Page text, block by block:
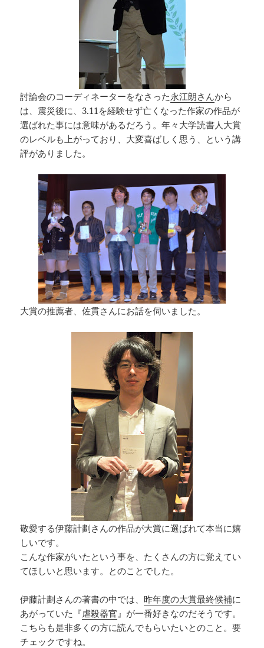
討論会のコーディネーターをなさった永江朗さんから
は、震災後に、3.11を経験せず亡くなった作家の作品が
選ばれた事には意味があるだろう。年々大学読書人大賞
のレベルも上がっており、大変喜ばしく思う、という講
評がありました。
大賞の推薦者、佐貫さんにお話を伺いました。
敬愛する伊藤計劃さんの作品が大賞に選ばれて本当に嬉
しいです。
こんな作家がいたという事を、たくさんの方に覚えてい
てほしいと思います。とのことでした。
伊藤計劃さんの著書の中では、 昨年度の大賞最終候補に
あがっていた『虐殺器官 』が一番好きなのだそうです。
こちらも是非多くの方に読んでもらいたいとのこと。要
チェックですね。